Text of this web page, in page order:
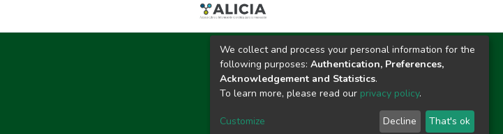
Ciudad Universitaria
Carretera Central km. 1.21 Tingo María, Huánuco
Datos del contacto
repositorio@unas.edu.pe
We collect and process your personal information for the
following purposes: Authentication, Preferences,
Acknowledgement and Statistics.
To learn more, please read our privacy policy.
Customize Decline That's ok